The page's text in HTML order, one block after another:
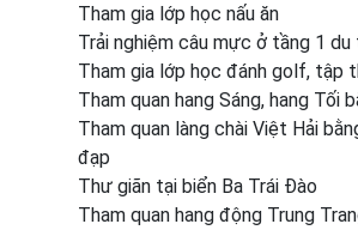
Tham gia lớp học nấu ăn
Trải nghiệm câu mực ở tầng 1 du
Tham gia lớp học đánh golf, tập
Tham quan hang Sáng, hang Tối
Tham quan làng chài Việt Hải
đạp
Thư giãn tại biển Ba Trái Đào
Tham quan hang động Trung